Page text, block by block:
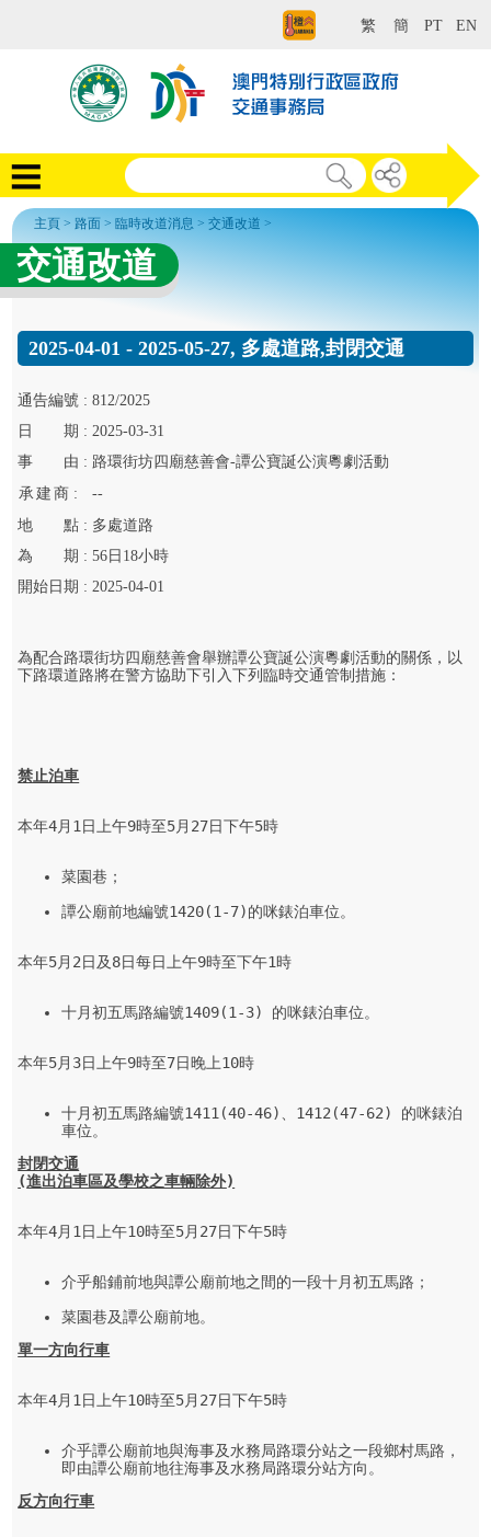
繁 簡 PT EN
主頁 >路面 > 臨時改道消息 >交通改道 >
交通改道
2025-04-01 - 2025-05-27, 多處道路,封閉交通
通告編號 :812/2025
日
期 :2025-03-31
事
由 : 路環街坊四廟慈善會-譚公寶誕公演粵劇活動
承建 商 :
--
地
點 : 多處道路
為
期 :56 日 18小時
開始 日期 :2025-04-01
為配合路環街坊四廟慈善會舉辦譚公寶誕公演粵劇活動的關係，以
下路環道路將在警方協助下引入下列臨時交通管制措施：
禁止泊車
本年4月1日上午9時至5月27日下午5時
菜園巷；
譚公廟前地編號1420(1-7)的咪錶泊車位。
本年5月2日及8日每日上午9時至下午1時
十月初五馬路編號1409(1-3) 的咪錶泊車位。
本年5月3日上午9時至7日晚上10時
十月初五馬路編號1411(40-46)、1412(47-62) 的咪錶泊
車位。
封閉交通
(進出泊車區及學校之車輛除外)
本年4月1日上午10時至5月27日下午5時
介乎船鋪前地與譚公廟前地之間的一段十月初五馬路；
菜園巷及譚公廟前地。
單一方向行車
本年4月1日上午10時至5月27日下午5時
介乎譚公廟前地與海事及水務局路環分站之一段鄉村馬路，
即由譚公廟前地往海事及水務局路環分站方向。
反方向行車